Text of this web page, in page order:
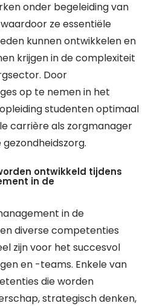
onder begeleiding van
ze essentiële
kunnen ontwikkelen en
krijgen in de complexiteit
Door
op te nemen in het
studenten optimaal
carrière als zorgmanager
ontwikkeld tijdens
in de
in de
diverse competenties
zijn voor het succesvol
en -teams. Enkele van
die worden
strategisch denken,